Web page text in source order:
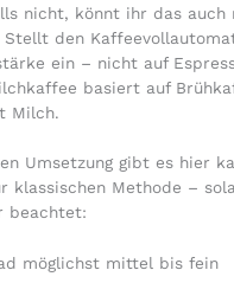
nicht, könnt ihr das auch
Stellt den
ein – nicht auf
basiert auf
Milch.
Umsetzung gibt es hier
klassischen Methode –
beachtet:
möglichst mittel bis fein